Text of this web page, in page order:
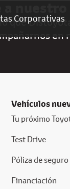
Corporativas
nuestro
que
en
Vehículos
Tu próximo
Test Drive
Póliza de seguro
Financiación